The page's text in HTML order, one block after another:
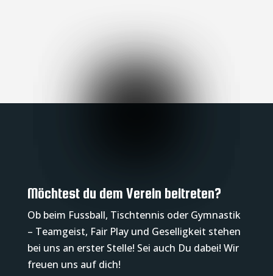
Möchtest du dem Verein beitreten?
Ob beim Fussball, Tischtennis oder Gymnastik
– Teamgeist, Fair Play und Geselligkeit stehen
bei uns an erster Stelle! Sei auch Du dabei! Wir
freuen uns auf dich!